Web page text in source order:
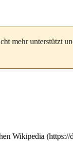
mehr unterstützt
Wikipedia